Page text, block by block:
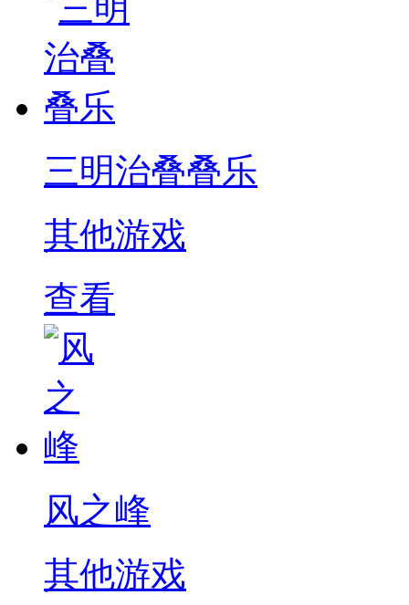
三明治叠叠乐
其他游戏
查看
风之峰
其他游戏